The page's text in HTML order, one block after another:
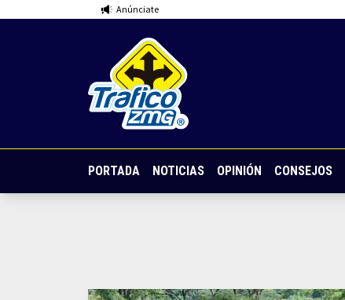
Anúnciate
PORTADA NOTICIAS OPINIÓN CONSEJOS